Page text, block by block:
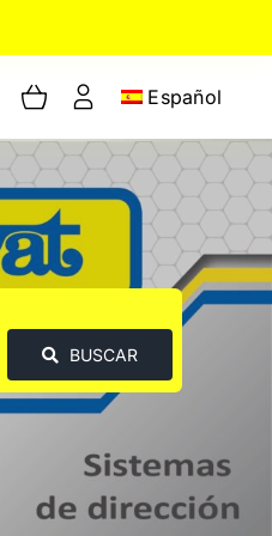
Español
BUSCAR